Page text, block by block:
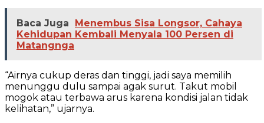
Baca Juga
Menembus Sisa Longsor, Cahaya
Kehidupan Kembali Menyala 100 Persen di
Matangnga
“Airnya cukup deras dan tinggi, jadi saya memilih
menunggu dulu sampai agak surut. Takut mobil
mogok atau terbawa arus karena kondisi jalan tidak
kelihatan,” ujarnya.